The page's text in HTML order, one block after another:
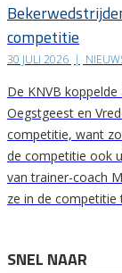
competitie
30 JULI 2026 |
De KNVB koppelde
Oegstgeest en
competitie, want
de competitie ook
van trainer-coach
ze in de
SNEL NAAR